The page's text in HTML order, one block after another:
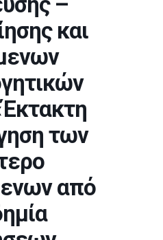
και
των
από